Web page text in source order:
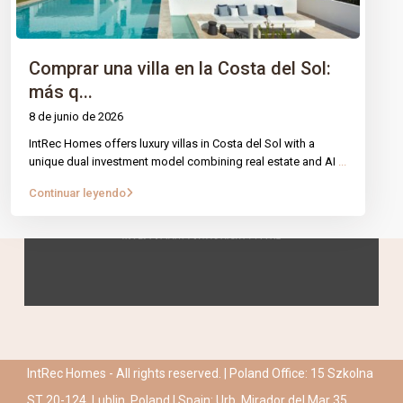
Comprar una villa en la Costa del Sol:
más q...
8 de junio de 2026
IntRec Homes offers luxury villas in Costa del Sol with a
unique dual investment model combining real estate and AI
Continuar leyendo
IntRec Homes - All rights reserved. | Poland Office: 15 Szkolna